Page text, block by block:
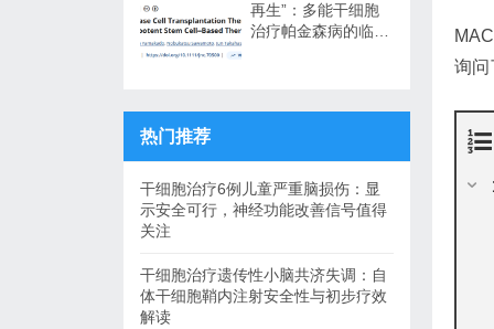
询问
再生”：多能干细胞
治疗帕金森病的临床
热门推荐
干细胞治疗6例儿童严重脑损伤：显
示安全可行，神经功能改善信号值得
关注
干细胞治疗遗传性小脑共济失调：自
体干细胞鞘内注射安全性与初步疗效
解读